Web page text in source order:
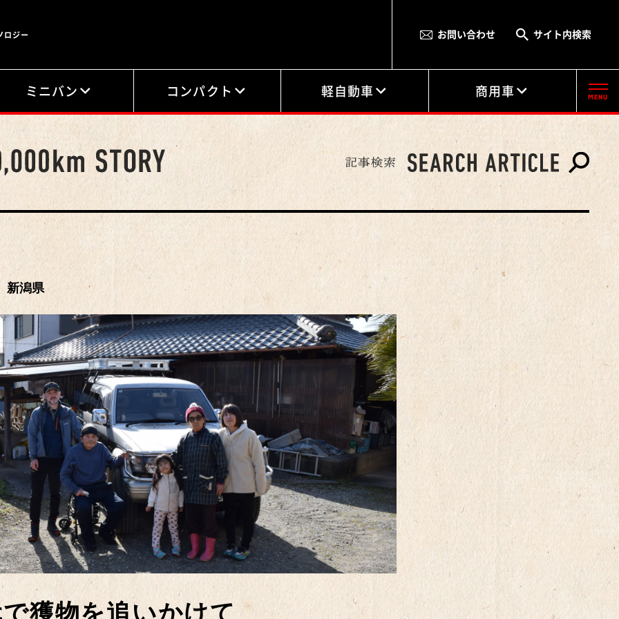
ロジー お問い合わせ サイト内検索
ミニバン コンパクト 軽自動車 商用車
新潟県
獲物を追いかけて